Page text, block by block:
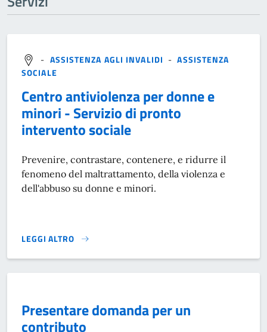
- ASSISTENZA AGLI INVALIDI -ASSISTENZA
SOCIALE
Centro antiviolenza per donne e
minori - Servizio di pronto
intervento sociale
Prevenire, contrastare, contenere, e ridurre il
fenomeno del maltrattamento, della violenza e
dell'abbuso su donne e minori.
LEGGI ALTRO
CENTRO ANTIVIOLENZA PER DONNE E MINORI - SERVIZIO
Presentare domanda per un
contributo